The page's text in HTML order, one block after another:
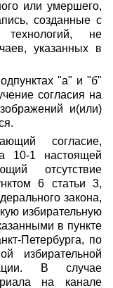
или умершего,
созданные с
технологий, не
указанных в
"а" и "б"
согласия на
и(или)
согласие,
10-1 настоящей
отсутствие
6 статьи 3,
закона,
избирательную
в пункте
Петербурга, по
избирательной
В случае
на канале